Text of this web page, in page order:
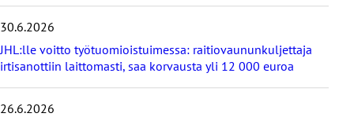
30.6.2026
JHL:lle voitto työtuomioistuimessa: raitiovaununkuljettaja
irtisanottiin laittomasti, saa korvausta yli 12 000 euroa
26.6.2026